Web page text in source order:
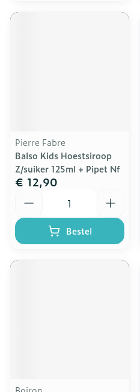
Pierre Fabre
Balso Kids Hoestsiroop
Z/suiker 125ml + Pipet Nf
€ 12,90
Bestel